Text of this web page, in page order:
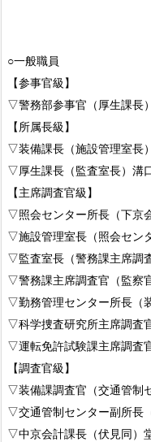
○一般職員
【参事官級】
▽警務部参事官（厚生課長
【所属長級】
▽装備課長（施設管理室長
▽厚生課長（監査室長）溝
【主席調査官級】
▽照会センター所長（下京
▽施設管理室長（照会セン
▽監査室長（警務課主席調
▽警務課主席調査官（監察
▽勤務管理センター所長（
▽科学捜査研究所主席調査
▽運転免許試験課主席調査
【調査官級】
▽装備課調査官（交通管制
▽交通管制センター副所長
▽中京会計課長（伏見同）